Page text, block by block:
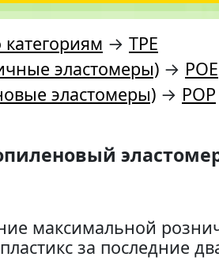
→ TPE
эластомеры) → POE
эластомеры) → POP
максимальной
за последние